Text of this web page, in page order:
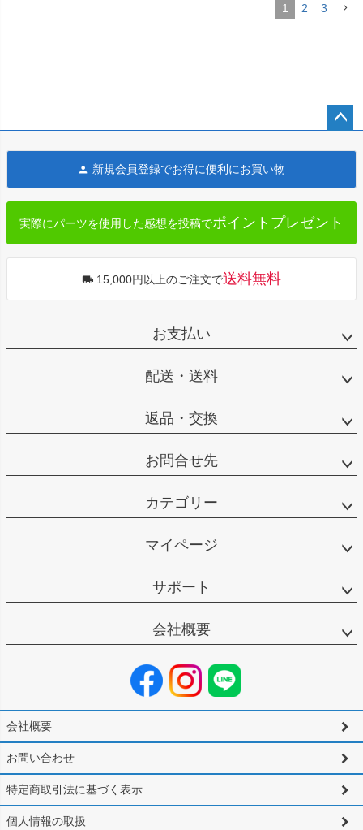
1 2 3
へ
新規会員登録でお得に便利にお買い物
実際にパーツを使用した感想を投稿でポイントプレゼント
15,000円以上のご注文で送料無料
お支払い
配送・送料
返品・交換
お問合せ先
カテゴリー
マイページ
サポート
会社概要
会社概要
お問い合わせ
特定商取引法に基づく表示
個人情報の取扱